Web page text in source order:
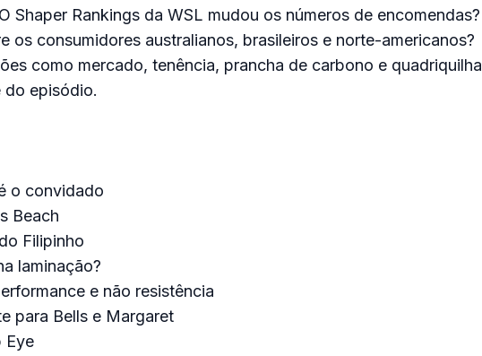
Shaper Rankings da WSL mudou os números de encomendas?
os consumidores australianos, brasileiros e norte-americanos?
como mercado, tenência, prancha de carbono e quadriquilha
do episódio.
o convidado
Beach
Filipinho
laminação?
e não resistência
para Bells e Margaret
Eye